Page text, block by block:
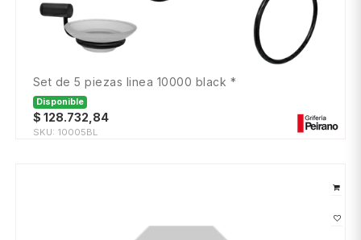
set de 5 piezas linea 10000 black *
Disponible
$ 128.732,84
SKU: 10005BL